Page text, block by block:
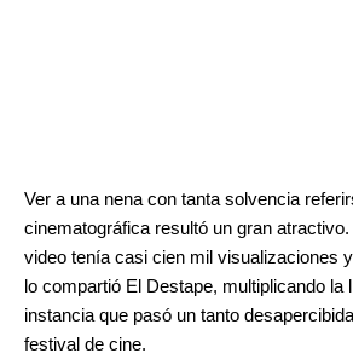
Ver a una nena con tanta solvencia
cinematográfica resultó un gran atractivo.
video tenía casi cien mil visualizaciones
lo compartió El Destape, multiplicando la
instancia que pasó un tanto
festival de cine.